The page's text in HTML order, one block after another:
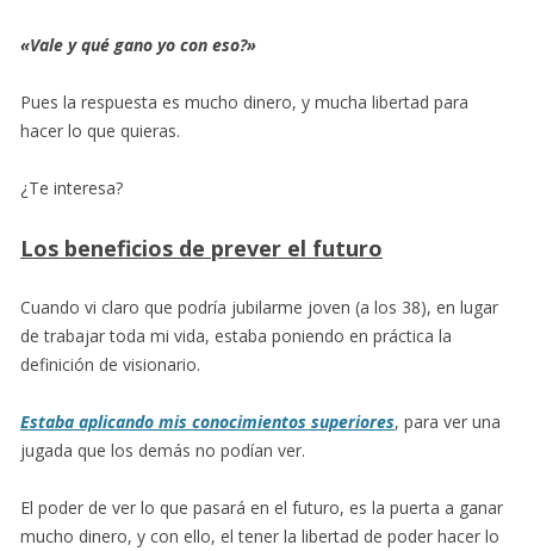
«Vale y qué gano yo con eso?»
Pues la respuesta es mucho dinero, y mucha libertad para
hacer lo que quieras.
¿Te interesa?
Los beneficios de prever el futuro
Cuando vi claro que podría jubilarme joven (a los 38), en lugar
de trabajar toda mi vida, estaba poniendo en práctica la
definición de visionario.
Estaba aplicando mis conocimientos superiores, para ver una
jugada que los demás no podían ver.
El poder de ver lo que pasará en el futuro, es la puerta a ganar
mucho dinero, y con ello, el tener la libertad de poder hacer lo